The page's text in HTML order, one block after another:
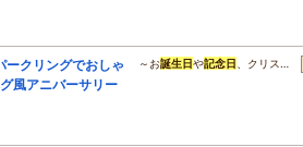
ークリングでおしゃ
風アニバーサリー
～お誕生日や記念日 、クリス…